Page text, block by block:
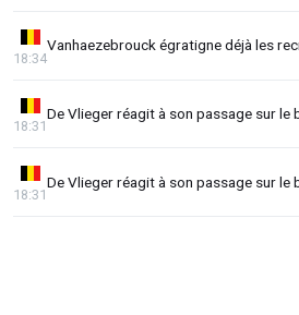
Vanhaezebrouck égratigne déjà les
18:34
De Vlieger réagit à son passage sur le
18:31
De Vlieger réagit à son passage sur le
18:31